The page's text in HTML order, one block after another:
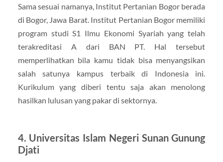
Sama sesuai namanya, Institut Pertanian Bogor berada
di Bogor, Jawa Barat. Institut Pertanian Bogor memiliki
program studi S1 Ilmu Ekonomi Syariah yang telah
terakreditasi A dari BAN PT. Hal tersebut
memperlihatkan bila kamu tidak bisa menyangsikan
salah satunya kampus terbaik di Indonesia ini.
Kurikulum yang diberi tentu saja akan menolong
hasilkan lulusan yang pakar di sektornya.
4. Universitas Islam Negeri Sunan Gunung
Djati